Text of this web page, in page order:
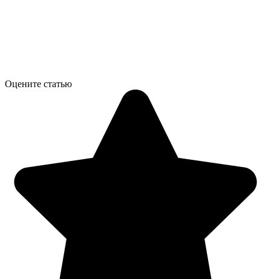
Оцените статью